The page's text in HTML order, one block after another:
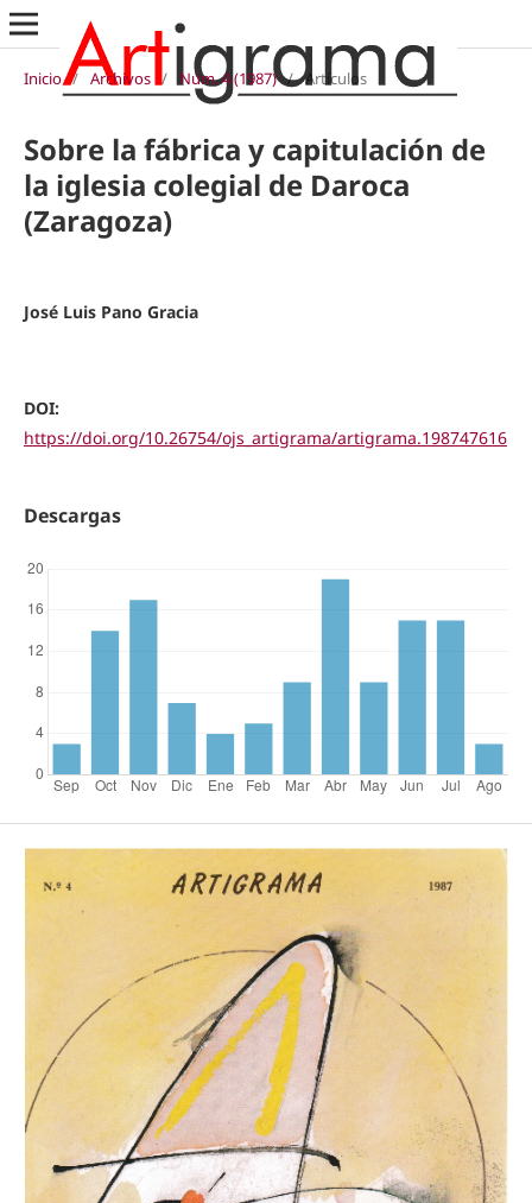
Inicio / Archivos / Núm. 4 (1987) / Artículos
Sobre la fábrica y capitulación de
la iglesia colegial de Daroca
(Zaragoza)
José Luis Pano Gracia
DOI:
https://doi.org/10.26754/ojs_artigrama/artigrama.198747616
Descargas